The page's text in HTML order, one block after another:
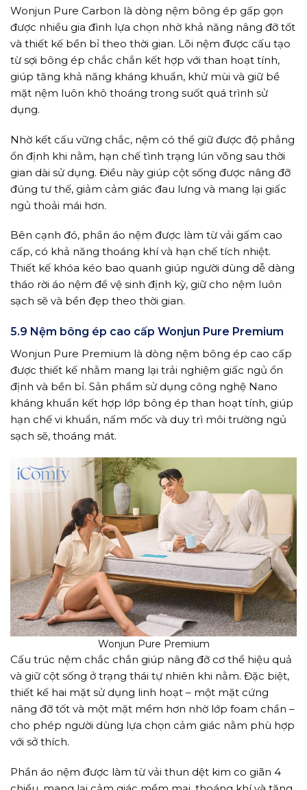
Wonjun Pure Carbon là dòng nệm bông ép gấp gọn
được nhiều gia đình lựa chọn nhờ khả năng nâng đỡ tốt
và thiết kế bền bỉ theo thời gian. Lõi nệm được cấu tạo
từ sợi bông ép chắc chắn kết hợp với than hoạt tính,
giúp tăng khả năng kháng khuẩn, khử mùi và giữ bề
mặt nệm luôn khô thoáng trong suốt quá trình sử
dụng.
Nhờ kết cấu vững chắc, nệm có thể giữ được độ phẳng
ổn định khi nằm, hạn chế tình trạng lún võng sau thời
gian dài sử dụng. Điều này giúp cột sống được nâng đỡ
đúng tư thế, giảm cảm giác đau lưng và mang lại giấc
ngủ thoải mái hơn.
Bên cạnh đó, phần áo nệm được làm từ vải gấm cao
cấp, có khả năng thoáng khí và hạn chế tích nhiệt.
Thiết kế khóa kéo bao quanh giúp người dùng dễ dàng
tháo rời áo nệm để vệ sinh định kỳ, giữ cho nệm luôn
sạch sẽ và bền đẹp theo thời gian.
5.9 Nệm bông ép cao cấp Wonjun Pure Premium
Wonjun Pure Premium là dòng nệm bông ép cao cấp
được thiết kế nhằm mang lại trải nghiệm giấc ngủ ổn
định và bền bỉ. Sản phẩm sử dụng công nghệ Nano
kháng khuẩn kết hợp lớp bông ép than hoạt tính, giúp
hạn chế vi khuẩn, nấm mốc và duy trì môi trường ngủ
sạch sẽ, thoáng mát.
Wonjun Pure Premium
Cấu trúc nệm chắc chắn giúp nâng đỡ cơ thể hiệu quả
và giữ cột sống ở trạng thái tự nhiên khi nằm. Đặc biệt,
thiết kế hai mặt sử dụng linh hoạt – một mặt cứng
nâng đỡ tốt và một mặt mềm hơn nhờ lớp foam chần –
cho phép người dùng lựa chọn cảm giác nằm phù hợp
với sở thích.
Phần áo nệm được làm từ vải thun dệt kim co giãn 4